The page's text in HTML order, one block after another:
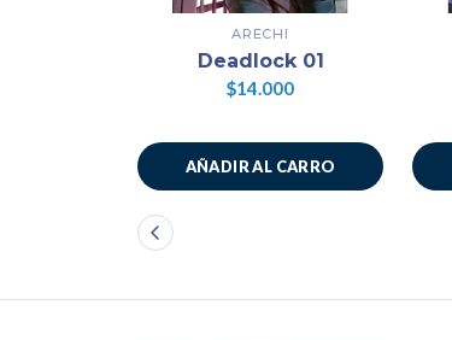
ARECHI
Deadlock 01
$14.000
AÑADIR AL CARRO